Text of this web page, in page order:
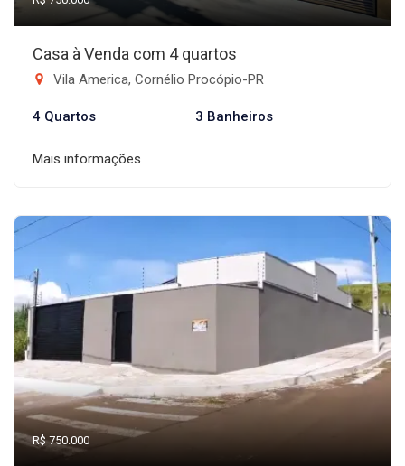
Casa à Venda com 4 quartos
Vila America, Cornélio Procópio-PR
4 Quartos 3 Banheiros
Mais informações
R$ 750.000